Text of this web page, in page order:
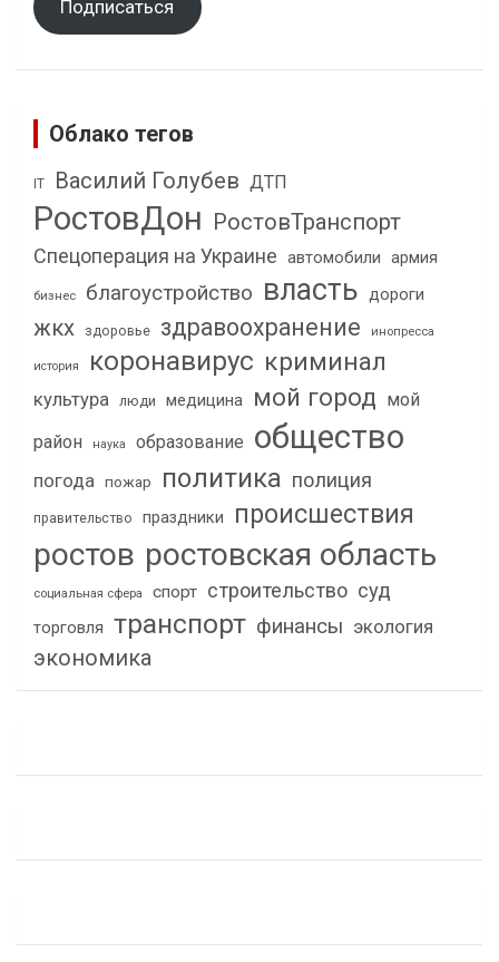
Подписаться
Облако тегов
IT Василий Голубев ДТП
РостовДон РостовТранспорт
Спецоперация на Украине автомобили армия
бизнес благоустройство власть дороги
жкх здоровье здравоохранение инопресса
история коронавирус криминал
культура люди медицина мой город мой
район
наука образование общество
погода пожар политика полиция
правительство праздники происшествия
ростов ростовская область
социальная сфера спорт строительство суд
торговля транспорт финансы экология
экономика